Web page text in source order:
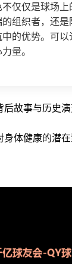
仅仅是球场
组织者，还
的优势。可
量。
后故事与历史
体健康的潜